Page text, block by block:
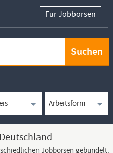
Für Jobbörsen
Jobbörsen gebündelt.